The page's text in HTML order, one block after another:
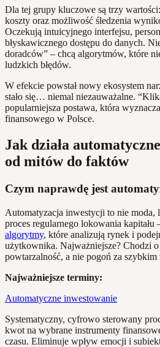
Dla tej grupy kluczowe są trzy
koszty oraz możliwość śledzenia
Oczekują intuicyjnego interfejsu,
błyskawicznego dostępu do danych.
doradców” – chcą algorytmów, które
ludzkich błędów.
W efekcie powstał nowy ekosystem
stało się… niemal niezauważalne.
popularniejsza postawa, która
finansowego w Polsce.
Jak działa
od mitów do faktów
Czym naprawdę jest
Automatyzacja inwestycji to nie moda,
proces regularnego lokowania kapitału
algorytmy, które analizują rynek i
użytkownika. Najważniejsze? Chodzi o
powtarzalność, a nie pogoń za szybkim
Najważniejsze terminy:
Automatyczne inwestowanie
Systematyczny, cyfrowo sterowany
kwot na wybrane instrumenty
czasu. Eliminuje wpływ emocji i